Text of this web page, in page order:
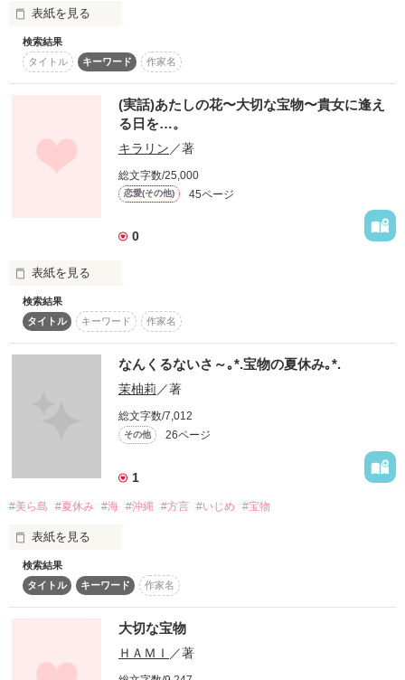
Next 黒アゲハ Ⅱ　-真実- へ
一部、未成年の飲酒場面が出てきますが、未成年の飲酒は法律
で認められていません。
暴力シーンは若干含みますが、過激ではないのでご安心下さ
多少の絵文字をメール場面や、人物の心情を表すために使って
す。
-----------------------------
レビューThank you very much☆
みなさまありがとうございます
修正完了　2ﾛ11.ﾛ5.2ﾛ
主人公である美咲が親友の彼氏、中西晃(なかにしあきら)に告
白されたのをきっかけに波乱が巻き起こる。
美咲が告白された翌日、既に学校では様々な噂が飛び交い、親
友である望月茜（もちづきあかね）との距離を遠ざけた。
しかしそれはある人物の企みで、ほんの序章に過ぎなかった。
水面下で動く不穏な影の存在。
それが波乱の渦を大きくする。
――本物の友情は、何物にも勝る
美咲を取り巻く友人達の友情は果たして……？
公開開始 2013.2.26
完結　　 2013.3.7
他サイトより転載中。
そちらでは最高1位！
※この作品の外伝も公開予定。
☆途中、暴力的なシーン(喧嘩等)が含まれます。苦手な方は読
まない方が良いかもしれません。
☆作中に高校生の飲酒・喫煙などのシーンが含まれますが、こ
の作品はそれを勧め助長するものではありません。未成年の飲
作品を読む
表紙を見る
どこか切ない気持ちになれる
そんなえるしぃの短編を
まとめさせて頂きました
この作品を読み終わる頃には
なっていることでしょう
Are you ready ?
検索結果
タイトル
キーワード 作家名
(実話)あたしの花〜大切な宝物〜貴女に逢え
る日を…。
キラリン ／著
総文字数/25,000
恋愛(その他) 45ページ
0
表紙を見る
このお話は、今現在、兵庫県のとある精神病院からの実話で
す。2008年9月16日とある精神病院で、病気と闘ってます。あ
たしの大切な花をもう一度だけ咲かせたくて、笑顔に会いたく
て大切な宝物。貴女を迎えに行きたくて、元気になる為だけ
に…頑張っています。愛しい人、可愛い人、ダイスキな人ゆう
かに逢える日を夢見て…。貴女が笑顔を無くさない様に…。あ
なたの笑顔に会いたくて。大切な｢優郁へ…。｣貴女へ送りま
す。みなさん読んで見て下さい。
検索結果
タイトル
キーワード 作家名
なんくるないさ～｡*.宝物の夏休み｡*.
茉柚莉／著
総文字数/7,012
その他 26ページ
1
#美ら島 #夏休み #海 #沖縄 #方言 #いじめ #宝物
表紙を見る
青い空
エメラルドグリーンの海
検索結果
タイトル
キーワード 作家名
大切な宝物
ＨＡＭＩ ／著